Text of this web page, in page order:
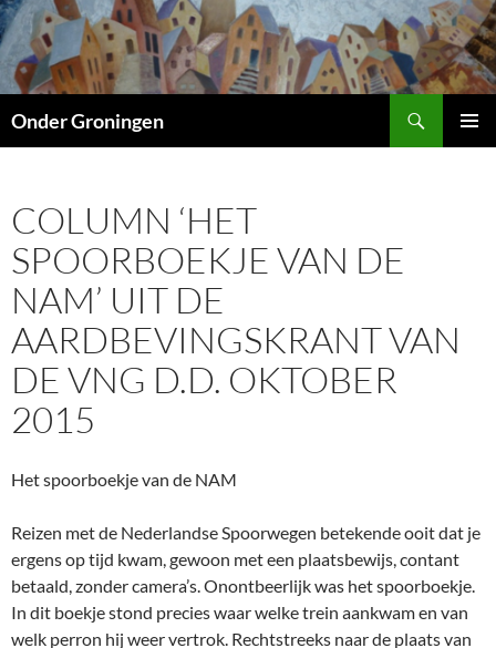
Ga
naar
de
inhoud
Onder Groningen
COLUMN ‘HET
SPOORBOEKJE VAN DE
NAM’ UIT DE
AARDBEVINGSKRANT VAN
DE VNG D.D. OKTOBER
2015
Het spoorboekje van de NAM
Reizen met de Nederlandse Spoorwegen betekende ooit dat je
ergens op tijd kwam, gewoon met een plaatsbewijs, contant
betaald, zonder camera’s. Onontbeerlijk was het spoorboekje.
In dit boekje stond precies waar welke trein aankwam en van
welk perron hij weer vertrok. Rechtstreeks naar de plaats van